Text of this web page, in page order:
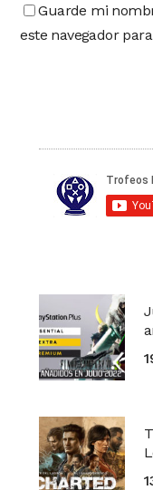
Guarde mi
este navegador